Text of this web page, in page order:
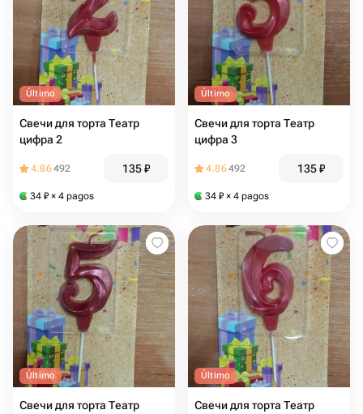
Último
Свечи для торта Театр
цифра 2
4.86492 135₽
34 ₽ × 4 pagos
Último
Свечи для торта Театр
цифра 3
4.86492 135₽
34 ₽ × 4 pagos
Último
Свечи для торта Театр
Último
Свечи для торта Театр